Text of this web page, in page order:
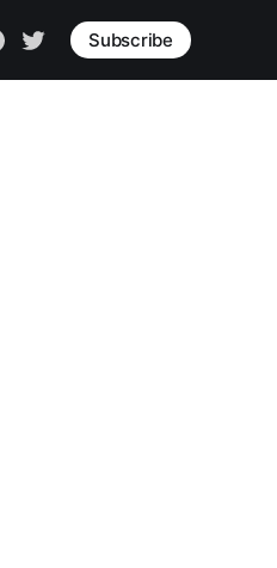
Subscribe